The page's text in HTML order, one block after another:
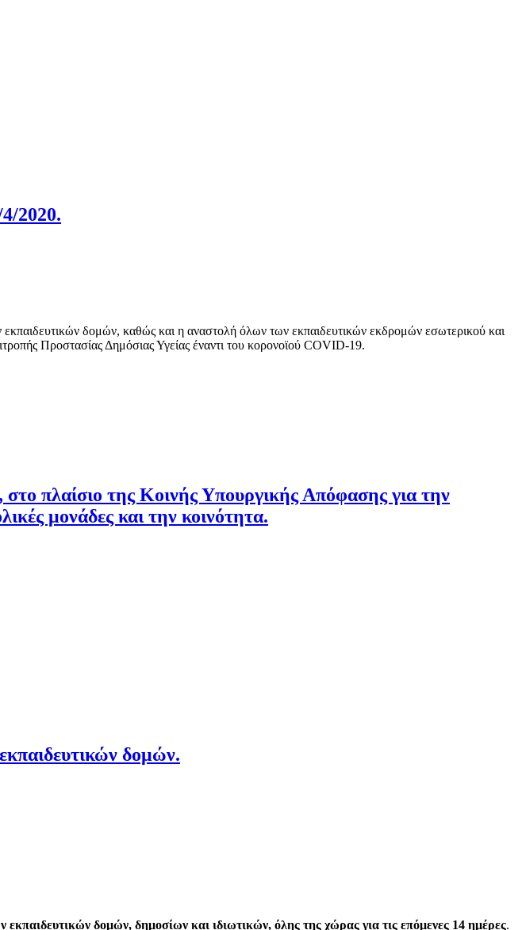
2020.
δομών, καθώς και η αναστολή όλων των εκπαιδευτικών εκδρομών εσωτερικού και
Προστασίας Δημόσιας Υγείας έναντι του κορονοϊού COVID-19.
πλαίσιο της Κοινής Υπουργικής Απόφασης για την
μονάδες και την κοινότητα.
δομών.
εκπαιδευτικών δομών, δημοσίων και ιδιωτικών, όλης της χώρας για τις επόμενες 14 ημέρες.